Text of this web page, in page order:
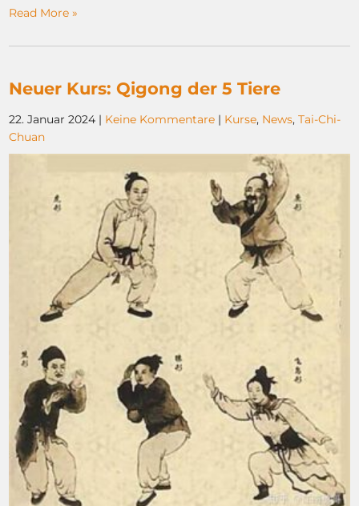
Read More »
Neuer Kurs: Qigong der 5 Tiere
22. Januar 2024 | Keine Kommentare | Kurse, News,Tai-Chi-
Chuan